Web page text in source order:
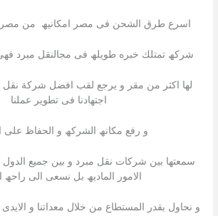
اسرع طرق الشحن فى مصر امكانیھ من مصر
شركھ تمتلك خبره طویلھ فى مجالنقل مبرد
لھا اكثر من مقر و یرجع لقب افضل شركة
اجتھادنا فى تطویر عملنا
و رفع مكانھ الشركھ و الحفاظ على
سمعتھا بین شركات نقل مبرد و بین جمیع الدول
الامور المادیھ بل نسعى الى راحھ
و نحاول بقدر المستطاع من خلال معداتنا و الایدى